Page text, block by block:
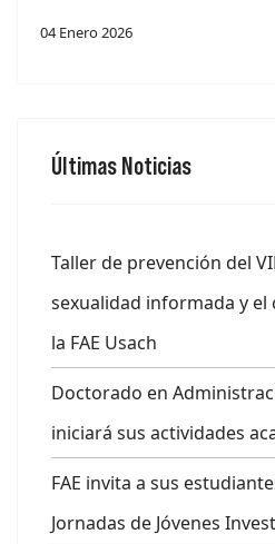
04 Enero 2026
Últimas Noticias
Taller de prevención del
sexualidad informada y el
la FAE Usach
Doctorado en
iniciará sus actividades
FAE invita a sus
Jornadas de Jóvenes